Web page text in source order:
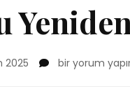
2025
Güven
bir yorum